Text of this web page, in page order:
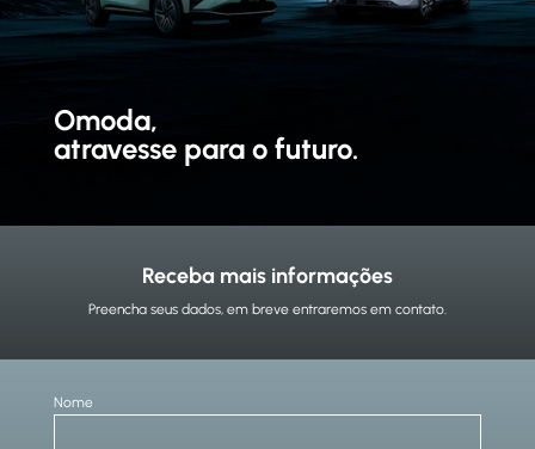
Omoda,
atravesse para o futuro.
Receba mais informações
Preencha seus dados, em breve entraremos em contato.
Nome